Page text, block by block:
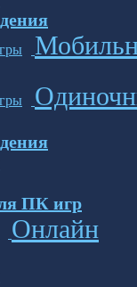
ПК игр
Онлайн